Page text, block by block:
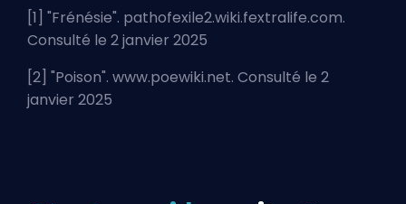
[1] "Frénésie". pathofexile2.wiki.fextralife.com.
Consulté le 2 janvier 2025
[2] "Poison". www.poewiki.net. Consulté le 2
janvier 2025